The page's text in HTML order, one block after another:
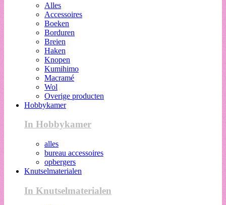
Alles
Accessoires
Boeken
Borduren
Breien
Haken
Knopen
Kumihimo
Macramé
Wol
Overige producten
Hobbykamer
In Hobbykamer
alles
bureau accessoires
opbergers
Knutselmaterialen
In Knutselmaterialen